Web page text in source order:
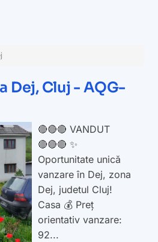
Dej, Cluj - AQG-
🔴🔴🔴 VANDUT
🔴🔴🔴 ✨
Oportunitate unică
vanzare în Dej, zona
Dej, judetul Cluj!
Casa 💰 Preț
orientativ vanzare:
92...